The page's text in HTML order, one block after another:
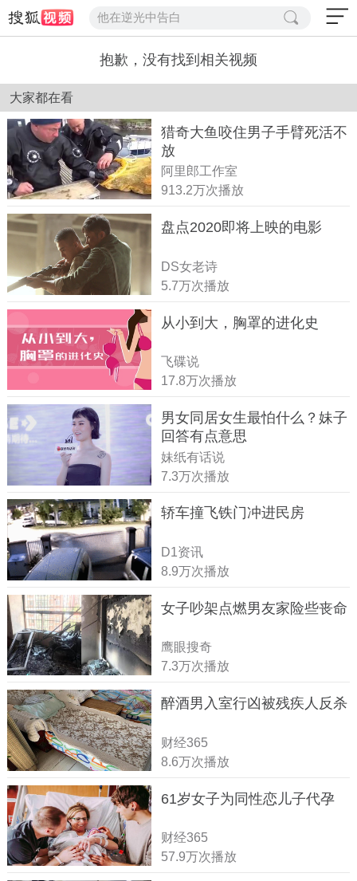
他在逆光中告白
抱歉，没有找到相关视频
大家都在看
猎奇大鱼咬住男子手臂死活不
放
阿里郎工作室
913.2万次播放
盘点2020即将上映的电影
DS女老诗
5.7万次播放
从小到大，胸罩的进化史
飞碟说
17.8万次播放
男女同居女生最怕什么？妹子
回答有点意思
妹纸有话说
7.3万次播放
轿车撞飞铁门冲进民房
D1资讯
8.9万次播放
女子吵架点燃男友家险些丧命
鹰眼搜奇
7.3万次播放
醉酒男入室行凶被残疾人反杀
财经365
8.6万次播放
61岁女子为同性恋儿子代孕
财经365
57.9万次播放